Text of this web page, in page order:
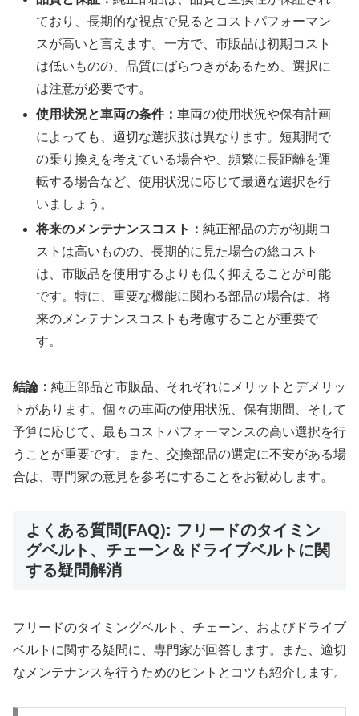
ており、長期的な視点で見るとコストパフォーマン
スが高いと言えます。一方で、市販品は初期コスト
は低いものの、品質にばらつきがあるため、選択に
は注意が必要です。
使用状況と車両の条件：車両の使用状況や保有計画
によっても、適切な選択肢は異なります。短期間で
の乗り換えを考えている場合や、頻繁に長距離を運
転する場合など、使用状況に応じて最適な選択を行
いましょう。
将来のメンテナンスコスト：純正部品の方が初期コ
ストは高いものの、長期的に見た場合の総コスト
は、市販品を使用するよりも低く抑えることが可能
です。特に、重要な機能に関わる部品の場合は、将
来のメンテナンスコストも考慮することが重要で
す。
結論： 純正部品と市販品、それぞれにメリットとデメリッ
トがあります。個々の車両の使用状況、保有期間、そして
予算に応じて、最もコストパフォーマンスの高い選択を行
うことが重要です。また、交換部品の選定に不安がある場
合は、専門家の意見を参考にすることをお勧めします。
よくある質問(FAQ): フリードのタイミン
グベルト、チェーン＆ドライブベルトに関
する疑問解消
フリードのタイミングベルト、チェーン、およびドライブ
ベルトに関する疑問に、専門家が回答します。また、適切
なメンテナンスを行うためのヒントとコツも紹介します。